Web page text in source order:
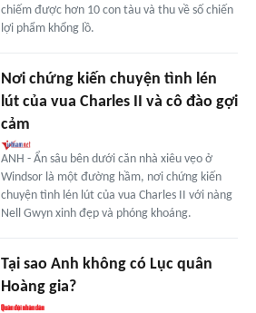
chiếm được hơn 10 con tàu và thu về số chiến
lợi phẩm khổng lồ.
Nơi chứng kiến chuyện tình lén
lút của vua Charles II và cô đào gợi
cảm
ANH - Ẩn sâu bên dưới căn nhà xiêu vẹo ở
Windsor là một đường hầm, nơi chứng kiến
chuyện tình lén lút của vua Charles II với nàng
Nell Gwyn xinh đẹp và phóng khoáng.
Tại sao Anh không có Lục quân
Hoàng gia?